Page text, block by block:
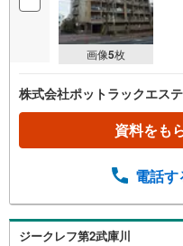
画像5枚
株式会社ポットラックエス
資料をも
電話す
ジークレフ第2武庫川